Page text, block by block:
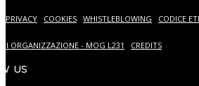
PRIVACY COOKIES WHISTLEBLOWING CODICE
ORGANIZZAZIONE - MOG L231 CREDITS
US